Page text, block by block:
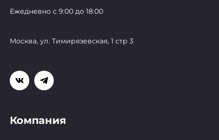
Ежедневно с 9:00 до 18:00
Москва, ул. Тимирязевская, 1 стр 3
Компания